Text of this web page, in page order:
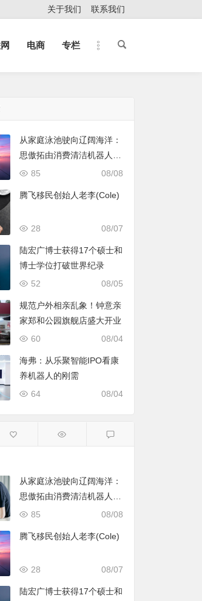
关于我们 联系我们
电商 专栏
从家庭泳池驶向辽阔海洋：
思傲拓由消费清洁机器人转
身声纳与海洋机器人赛道08/08
85
腾飞移民创始人老李(Cole)
08/07
28
陆宏广博士获得17个硕士和
博士学位打破世界纪录
08/05
52
规范户外相亲乱象！钟意亲
家郑和公园旗舰店盛大开业
08/04
60
海弗：从乐聚智能IPO看康
养机器人的刚需
08/04
64
从家庭泳池驶向辽阔海洋：
思傲拓由消费清洁机器人转
身声纳与海洋机器人赛道08/08
85
腾飞移民创始人老李(Cole)
08/07
28
陆宏广博士获得17个硕士和